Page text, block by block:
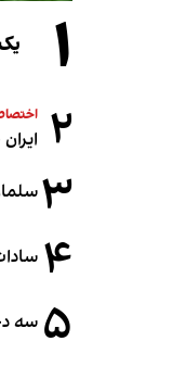
۱
۲
۳
۴
۵ سه